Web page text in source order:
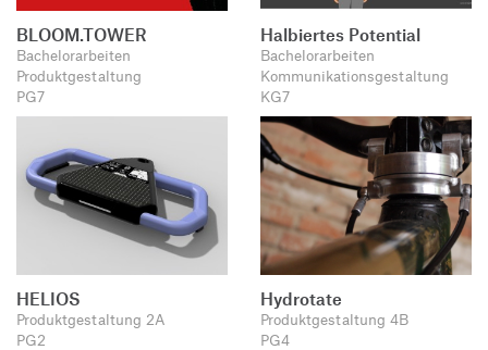
BLOOM.TOWER
Bachelorarbeiten
Produktgestaltung
PG7
Halbiertes Potential
Bachelorarbeiten
Kommunikationsgestaltung
KG7
HELIOS
Produktgestaltung 2A
PG2
Hydrotate
Produktgestaltung 4B
PG4